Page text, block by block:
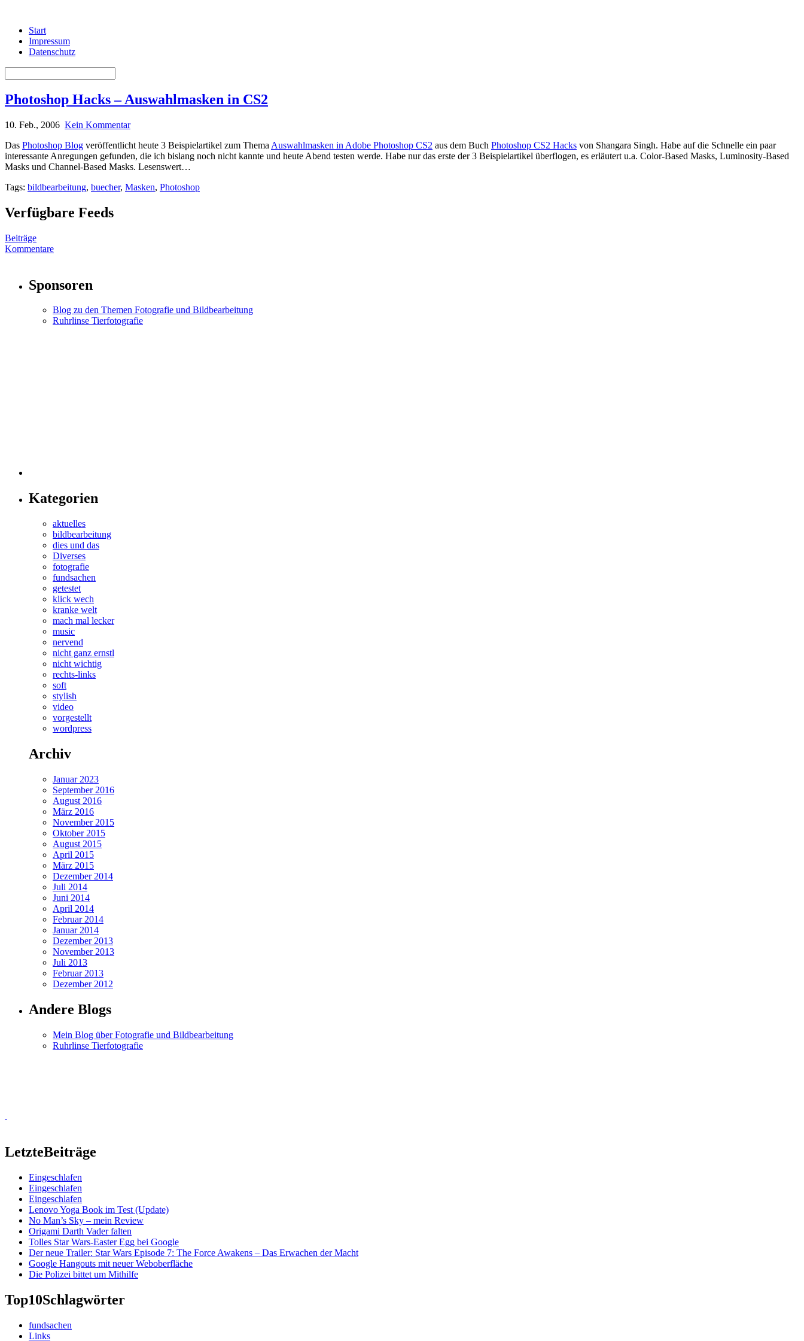
Start
Impressum
Datenschutz
Photoshop Hacks – Auswahlmasken in CS2
10. Feb., 2006 Kein Kommentar
Das Photoshop Blog veröffentlicht heute 3 Beispielartikel zum Thema Auswahlmasken in Adobe Photoshop CS2 aus dem Buch Photoshop CS2 Hacks von Shangara Singh. Habe auf die Schnelle ein paar
interessante Anregungen gefunden, die ich bislang noch nicht kannte und heute Abend testen werde. Habe nur das erste der 3 Beispielartikel überflogen, es erläutert u.a. Color-Based Masks, Luminosity-Based
Masks und Channel-Based Masks. Lesenswert…
Tags: bildbearbeitung, buecher, Masken, Photoshop
Verfügbare Feeds
Beiträge
Kommentare
Sponsoren
Blog zu den Themen Fotografie und Bildbearbeitung
Ruhrlinse Tierfotografie
Kategorien
aktuelles
bildbearbeitung
dies und das
Diverses
fotografie
fundsachen
getestet
klick wech
kranke welt
mach mal lecker
music
nervend
nicht ganz ernstl
nicht wichtig
rechts-links
soft
stylish
video
vorgestellt
wordpress
Archiv
Januar 2023
September 2016
August 2016
März 2016
November 2015
Oktober 2015
August 2015
April 2015
März 2015
Dezember 2014
Juli 2014
Juni 2014
April 2014
Februar 2014
Januar 2014
Dezember 2013
November 2013
Juli 2013
Februar 2013
Dezember 2012
Andere Blogs
Mein Blog über Fotografie und Bildbearbeitung
Ruhrlinse Tierfotografie
LetzteBeiträge
Eingeschlafen
Eingeschlafen
Eingeschlafen
Lenovo Yoga Book im Test (Update)
No Man’s Sky – mein Review
Origami Darth Vader falten
Tolles Star Wars-Easter Egg bei Google
Der neue Trailer: Star Wars Episode 7: The Force Awakens – Das Erwachen der Macht
Google Hangouts mit neuer Weboberfläche
Die Polizei bittet um Mithilfe
Top10Schlagwörter
fundsachen
Links